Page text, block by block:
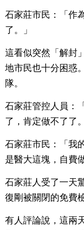
石家莊市民：「作
了。」
這看似突然「解封
地市民也十分困惑
隊。
石家莊管控人員：
了，肯定做不了了。
石家莊市民：「我
是醫大這塊，自費
石家莊人受了一天
復剛被關閉的免費
有人評論說，這兩